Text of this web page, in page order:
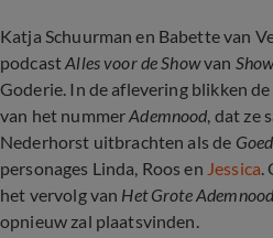
Katja Schuurman en Babette van
podcastAlles voor de Showvan
Goderie. In de aflevering blikken
van het nummerAdemnood, dat ze
Nederhorst uitbrachten als de
personages Linda, Roos en Jessica.
het vervolg van Het Grote
opnieuw zal plaatsvinden.